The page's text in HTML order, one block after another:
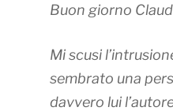
Buon giorno
Mi scusi
sembrato una
davvero lui